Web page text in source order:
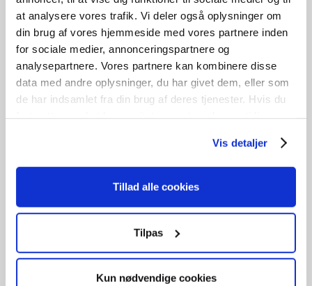
at analysere vores trafik. Vi deler også oplysninger om
din brug af vores hjemmeside med vores partnere inden
for sociale medier, annonceringspartnere og
analysepartnere. Vores partnere kan kombinere disse
data med andre oplysninger, du har givet dem, eller som
de har indsamlet fra din brug af deres tjenester. Hvis du
Vis detaljer
Tillad alle cookies
Tilpas
Kun nødvendige cookies
Du er velkommen til at besøge vores varelager i
Odense, eller shoppe de varer, der passer til lige
netop dit projekt, på vores webshop med sikker
e-betaling.
Kontakt os i dag, hvis du har nogle spørgsmål på
, eller kom og besøg vores
Vi ses!